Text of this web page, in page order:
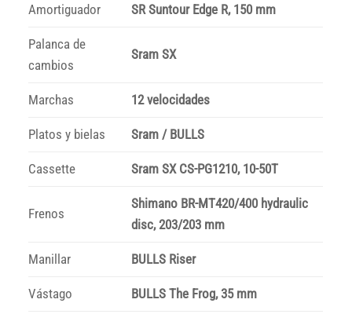
Amortiguador SR Suntour Edge R, 150 mm
Palanca de
cambios
Sram SX
Marchas 12 velocidades
Platos y bielas Sram / BULLS
Cassette Sram SX CS-PG1210, 10-50T
Frenos
Shimano BR-MT420/400 hydraulic
disc, 203/203 mm
Manillar BULLS Riser
Vástago BULLS The Frog, 35 mm